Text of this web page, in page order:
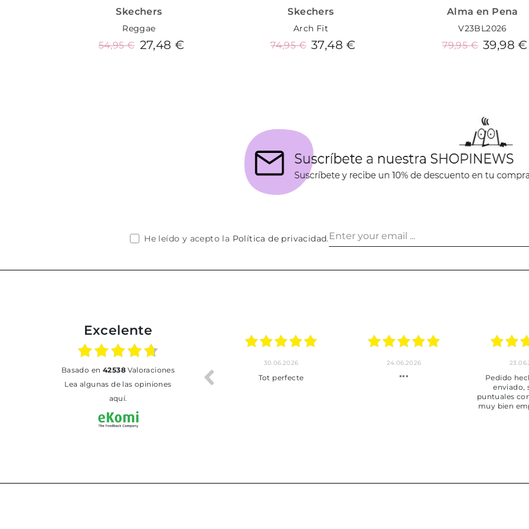
Skechers
Reggae
27,48 €
54,95 €
Skechers
Arch Fit
37,48 €
74,95 €
Alma en Pena
V23BL2026
39,98 €
79,95 €
He leído y acepto la Política de privacidad.
Excelente
basado en 42538Valoraciones
Lea algunas de las opiniones
aquí.
30.06.2026
Tot perfecte
24.06.2026
***
Pedido
enviado,
puntuales
muy bien